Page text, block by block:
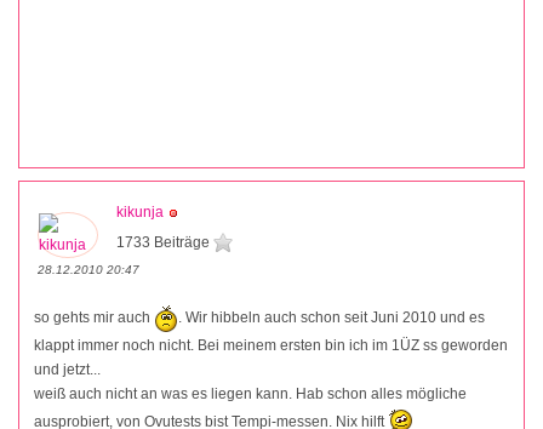
kikunja
1733 Beiträge
28.12.2010 20:47
so gehts mir auch
. Wir hibbeln auch schon seit Juni 2010 und es
klappt immer noch nicht. Bei meinem ersten bin ich im 1ÜZ ss geworden
und jetzt...
weiß auch nicht an was es liegen kann. Hab schon alles mögliche
ausprobiert, von Ovutests bist Tempi-messen. Nix hilft